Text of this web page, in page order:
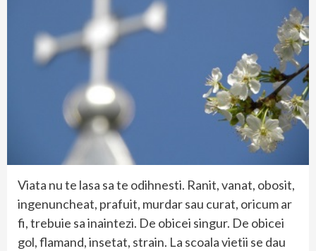
Viata nu te lasa sa te odihnesti. Ranit, vanat, obosit,
ingenuncheat, prafuit, murdar sau curat, oricum ar
fi, trebuie sa inaintezi. De obicei singur. De obicei
gol, flamand, insetat, strain. La scoala vietii se dau